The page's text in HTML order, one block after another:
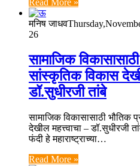
Read More »
मनिष जाधव
26
सामाजिक
सांस्कृतिक विकास
डॉ.सुधीरजी तांबे
सामाजिक विकासासाठी भौतिक
देखील महत्त्वाचा – डॉ.सुधीरजी
फंदी हे महाराष्ट्राच्या…
Read More »